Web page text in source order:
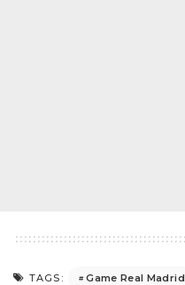
TAGS: Game Real Madrid